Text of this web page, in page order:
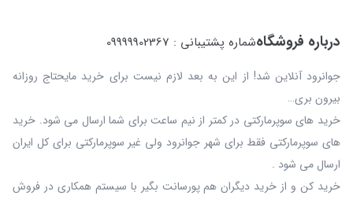
درباره فروشگاهشماره پشتیبانی : 09999902367
جوانرود آنلاین شد! از این به بعد لازم نیست برای خرید مایحتاج روزانه
بیرون بری…
خرید های سوپرمارکتی در کمتر از نیم ساعت برای شما ارسال می شود. خرید
های سوپرمارکتی فقط برای شهر جوانرود ولی غیر سوپرمارکتی برای کل ایران
ارسال می شود .
خرید کن و از خرید دیگران هم پورسانت بگیر با سیستم همکاری در فروش